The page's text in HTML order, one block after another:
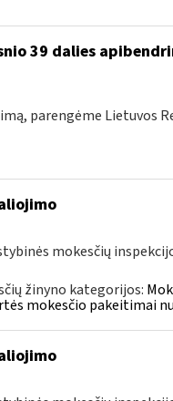
39 dalies
parengėme Lietuvos
mokesčių
žinyno kategorijos:
mokesčio pakeitimai